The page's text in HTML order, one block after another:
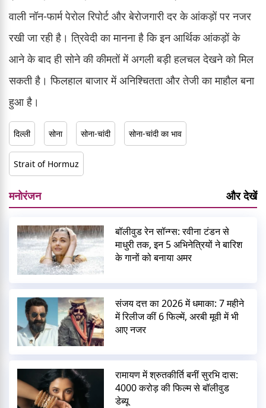
वाली नॉन-फार्म पेरोल रिपोर्ट और बेरोजगारी दर के आंकड़ों पर नजर
रखी जा रही है। त्रिवेदी का मानना है कि इन आर्थिक आंकड़ों के
आने के बाद ही सोने की कीमतों में अगली बड़ी हलचल देखने को मिल
सकती है। फिलहाल बाजार में अनिश्चितता और तेजी का माहौल बना
हुआ है।
दिल्ली सोना सोना-चांदी सोना-चांदी का भाव
Strait of Hormuz
मनोरंजन और देखें
बॉलीवुड रेन सॉन्ग्स: रवीना टंडन से
माधुरी तक, इन 5 अभिनेत्रियों ने बारिश
के गानों को बनाया अमर
संजय दत्त का 2026 में धमाका: 7 महीने
में रिलीज कीं 6 फिल्में, अरबी मूवी में भी
आए नजर
रामायण में श्रुतकीर्ति बनीं सुरभि दास:
4000 करोड़ की फिल्म से बॉलीवुड
डेब्यू